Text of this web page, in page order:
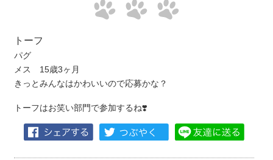
トーフ
パグ
メス 15歳3ヶ月
きっとみんなはかわいいので応募かな？
トーフはお笑い部門で参加するね❣️